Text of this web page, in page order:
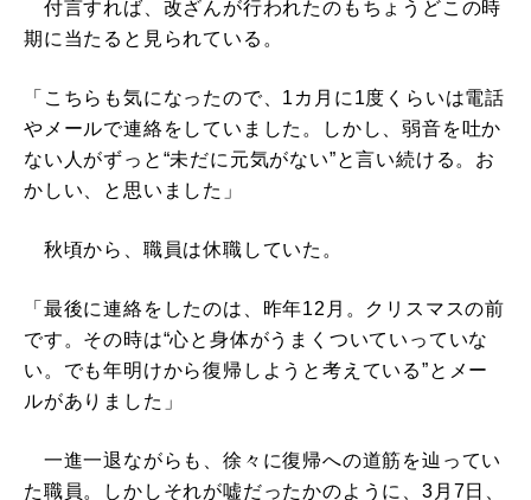
付言すれば、改ざんが行われたのもちょうどこの時
期に当たると見られている。
「こちらも気になったので、1カ月に1度くらいは電話
やメールで連絡をしていました。しかし、弱音を吐か
ない人がずっと“未だに元気がない”と言い続ける。お
かしい、と思いました」
秋頃から、職員は休職していた。
「最後に連絡をしたのは、昨年12月。クリスマスの前
です。その時は“心と身体がうまくついていっていな
い。でも年明けから復帰しようと考えている”とメー
ルがありました」
一進一退ながらも、徐々に復帰への道筋を辿ってい
た職員。しかしそれが嘘だったかのように、3月7日、